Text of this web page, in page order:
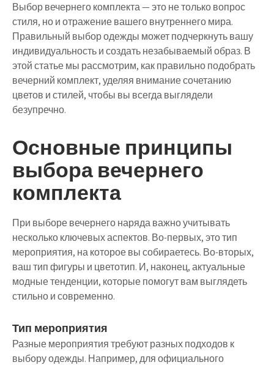
Выбор вечернего комплекта — это не только вопрос
стиля, но и отражение вашего внутреннего мира.
Правильный выбор одежды может подчеркнуть вашу
индивидуальность и создать незабываемый образ. В
этой статье мы рассмотрим, как правильно подобрать
вечерний комплект, уделяя внимание сочетанию
цветов и стилей, чтобы вы всегда выглядели
безупречно.
Основные принципы
выбора вечернего
комплекта
При выборе вечернего наряда важно учитывать
несколько ключевых аспектов. Во-первых, это тип
мероприятия, на которое вы собираетесь. Во-вторых,
ваш тип фигуры и цветотип. И, наконец, актуальные
модные тенденции, которые помогут вам выглядеть
стильно и современно.
Тип мероприятия
Разные мероприятия требуют разных подходов к
выбору одежды. Например, для официального